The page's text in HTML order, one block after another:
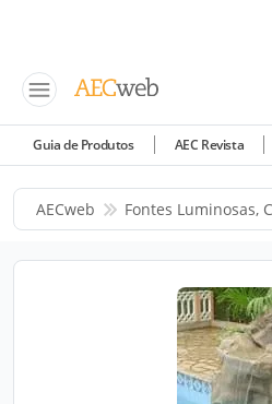
Guia de Produtos AEC Revista
AECweb Fontes Luminosas,